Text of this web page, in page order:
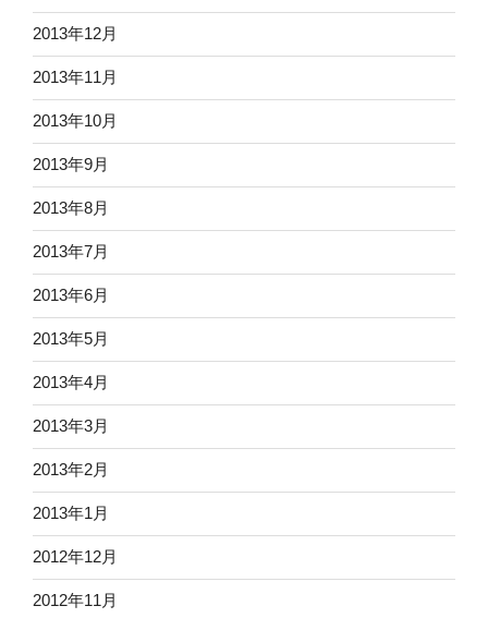
2013年12月
2013年11月
2013年10月
2013年9月
2013年8月
2013年7月
2013年6月
2013年5月
2013年4月
2013年3月
2013年2月
2013年1月
2012年12月
2012年11月